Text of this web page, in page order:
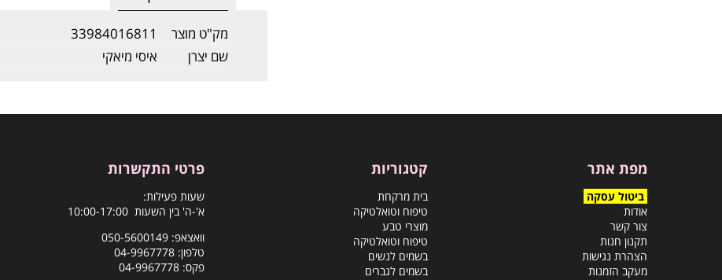
מק"ט מוצר
33984016811
שם יצרן
איסי מיאקי
מפת אתר
ביטול עסקה
אודות
צור קשר
תקנון חנות
הצהרת נגישות
מעקב הזמנות
קטגוריות
בית מרקחת
טיפוח וטואלטיקה
מוצרי טבע
טיפוח וטואלטיקה
בשמים לנשים
בשמים לגברים
פרטי התקשרות
שעות פעילות:
א'-ה' בין השעות 10:00-17:00
וואצאפ: 050-5600149
טלפון: 04-9967778
פקס: 04-9967778